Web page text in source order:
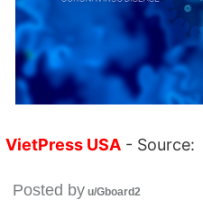
VietPress USA - Source:
Posted by u/Gboard2